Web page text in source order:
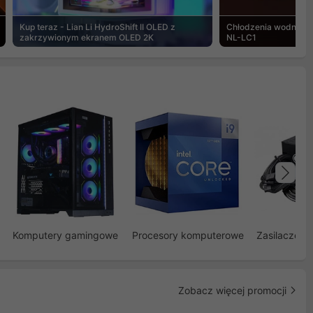
Kup teraz - Lian Li HydroShift II OLED z
zakrzywionym ekranem OLED 2K
Chłodzenia wodne
NL-LC1
Komputery gamingowe Procesory komputerowe Zasilacze
Zobacz więcej promocji